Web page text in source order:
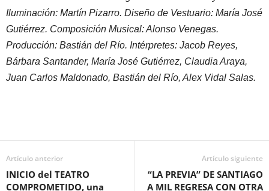
Iluminación: Martín Pizarro. Diseño de Vestuario: María José
Gutiérrez. Composición Musical: Alonso Venegas.
Producción: Bastián del Río. Intérpretes: Jacob Reyes,
Bárbara Santander, María José Gutiérrez, Claudia Araya,
Juan Carlos Maldonado, Bastián del Río, Alex Vidal Salas.
Artículo anterior
INICIO del TEATRO
COMPROMETIDO, una
Artículo siguiente
“LA PREVIA” DE SANTIAGO
A MIL REGRESA CON OTRA